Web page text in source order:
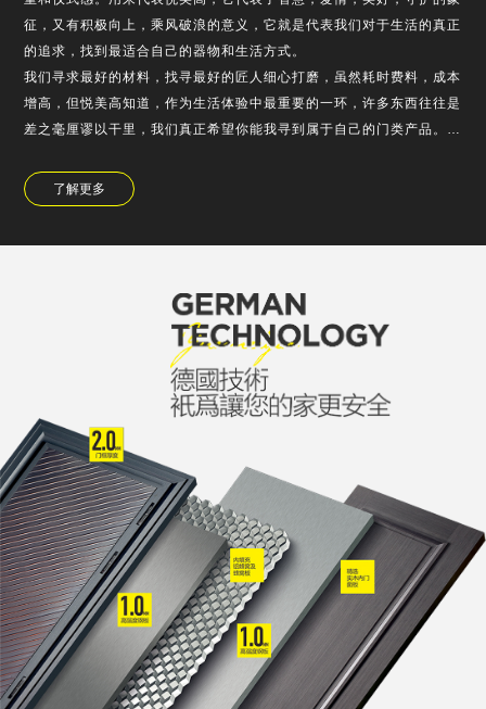
征，又有积极向上，乘风破浪的意义，它就是代表我们对于生活的真正
的追求，找到最适合自己的器物和生活方式。
我们寻求最好的材料，找寻最好的匠人细心打磨，虽然耗时费料，成本
增高，但悦美高知道，作为生活体验中最重要的一环，许多东西往往是
差之毫厘谬以干里，我们真正希望你能我寻到属于自己的门类产品。
弃外观，它是精老…
了解更多